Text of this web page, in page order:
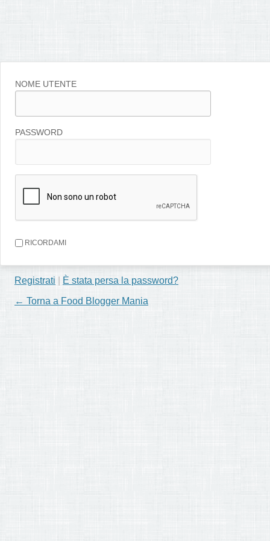
NOME UTENTE
PASSWORD
RICORDAMI
Registrati
È stata persa la password?
← Torna a Food Blogger Mania